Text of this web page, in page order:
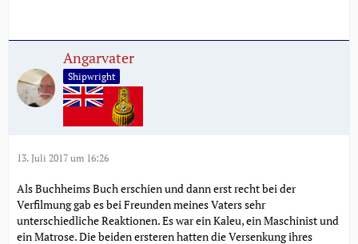
Angarvater
Shipwright
13. Juli 2017 um 16:26
Als Buchheims Buch erschien und dann erst recht bei der
Verfilmung gab es bei Freunden meines Vaters sehr
unterschiedliche Reaktionen. Es war ein Kaleu, ein Maschinist und
ein Matrose. Die beiden ersteren hatten die Versenkung ihres